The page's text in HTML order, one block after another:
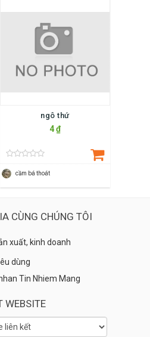
ngô thứ
4 ₫
cầm bá thoát
CÙNG CHÚNG TÔI
xuất, kinh doanh
dùng
WEBSITE